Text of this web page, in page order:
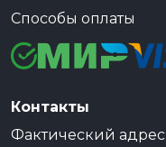
Способы оплаты
Контакты
Фактический